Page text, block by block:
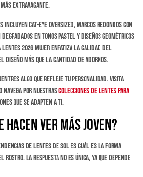
extravagante.
incluyen cat-eye oversized, marcos redondos con
en tonos pastel y diseños geométricos
lentes 2026 mujer enfatiza la calidad del
más que la cantidad de adornos.
algo que refleje tu personalidad. Visita
navega por nuestrascolecciones de lentes para
que se adapten a ti.
Hacen Ver Más Joven?
de lentes de sol es cuál es la forma
rostro. La respuesta no es única, ya que depende